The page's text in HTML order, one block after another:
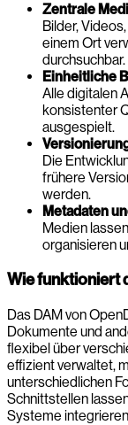
Zentrale
Bilder,
einem Ort
durchsuchbar.
Einheitliche
Alle digitalen
konsistenter
ausgespielt.
Die
frühere
werden.
Metadaten
Medien
organisieren
Wie funktioniert
Das DAM von
Dokumente und
flexibel über
effizient verwaltet,
unterschiedlichen
Schnittstellen
Systeme